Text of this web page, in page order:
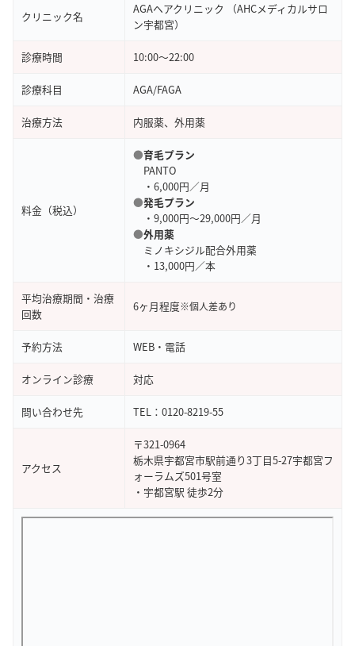
クリニック名
AGAヘアクリニック （AHCメディカルサロ
ン宇都宮）
診療時間 10:00〜22:00
診療科目 AGA/FAGA
治療方法 内服薬、外用薬
料金（税込）
●育毛プラン
PANTO
・6,000円／月
●発毛プラン
・9,000円～29,000円／月
●外用薬
ミノキシジル配合外用薬
・13,000円／本
平均治療期間・治療
回数
6ヶ月程度※個人差あり
予約方法 WEB・電話
オンライン診療 対応
問い合わせ先 TEL：0120-8219-55
アクセス
〒321-0964
栃木県宇都宮市駅前通り3丁目5-27宇都宮フ
ォーラムズ501号室
・宇都宮駅 徒歩2分